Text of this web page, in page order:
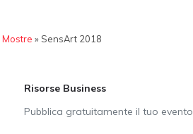
Mostre » SensArt 2018
Risorse Business
Pubblica gratuitamente il tuo evento